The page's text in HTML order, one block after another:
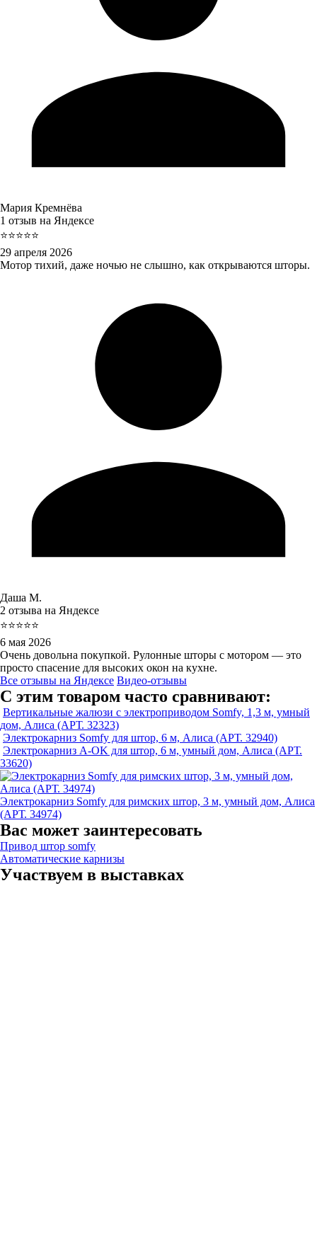
Мария Кремнёва
1 отзыв на Яндексе
⭐⭐⭐⭐⭐
29 апреля 2026
Мотор тихий, даже ночью не слышно, как открываются шторы.
Даша М.
2 отзыва на Яндексе
⭐⭐⭐⭐⭐
6 мая 2026
Очень довольна покупкой. Рулонные шторы с мотором — это
просто спасение для высоких окон на кухне.
Все отзывы на Яндексе Видео-отзывы
С этим товаром часто сравнивают:
Вертикальные жалюзи с электроприводом Somfy, 1,3 м, умный
дом, Алиса (АРТ. 32323)
Электрокарниз Somfy для штор, 6 м, Алиса (АРТ. 32940)
Электрокарниз A-OK для штор, 6 м, умный дом, Алиса (АРТ.
33620)
Электрокарниз Somfy для римских штор, 3 м, умный дом, Алиса
(АРТ. 34974)
Вас может заинтересовать
Привод штор somfy
Автоматические карнизы
Участвуем в выставках